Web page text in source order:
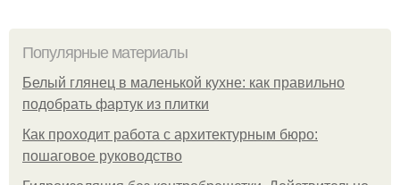
Популярные материалы
Белый глянец в маленькой кухне: как правильно
подобрать фартук из плитки
Как проходит работа с архитектурным бюро:
пошаговое руководство